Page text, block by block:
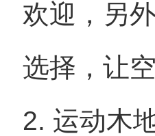
欢迎，另
选择，让
2. 运动木